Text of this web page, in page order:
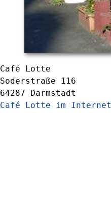
Café Lotte
Soderstraße 116
64287 Darmstadt
Café Lotte im Internet